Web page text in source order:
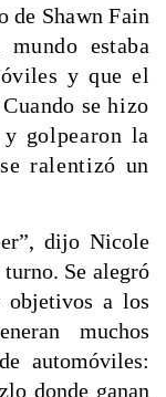
de Shawn Fain
estaba
y que el
sehizo
golpearon la
ralentizó un
dijo Nicole
Se alegró
objetivos a los
muchos
automóviles:
donde ganan